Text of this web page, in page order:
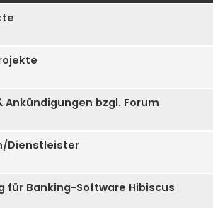
Ankündigungen bzgl. Forum
Dienstleister
für Banking-Software Hibiscus